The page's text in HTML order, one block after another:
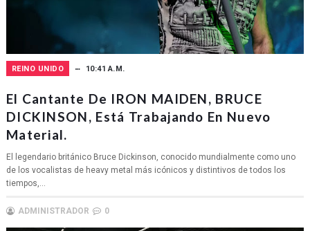
REINO UNIDO 10:41 A.M.
El Cantante De IRON MAIDEN, BRUCE
DICKINSON, Está Trabajando En Nuevo
Material.
El legendario británico Bruce Dickinson, conocido mundialmente como uno
de los vocalistas de heavy metal más icónicos y distintivos de todos los
tiempos,...
ADMINISTRADOR 0